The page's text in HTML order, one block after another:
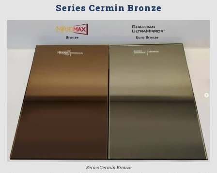
Series Cermin Bronze
Series Cermin Bronze